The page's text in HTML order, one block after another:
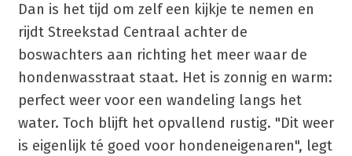
Dan is het tijd om zelf een kijkje te nemen en
rijdt Streekstad Centraal achter de
boswachters aan richting het meer waar de
hondenwasstraat staat. Het is zonnig en warm:
perfect weer voor een wandeling langs het
water. Toch blijft het opvallend rustig. "Dit weer
is eigenlijk té goed voor hondeneigenaren", legt